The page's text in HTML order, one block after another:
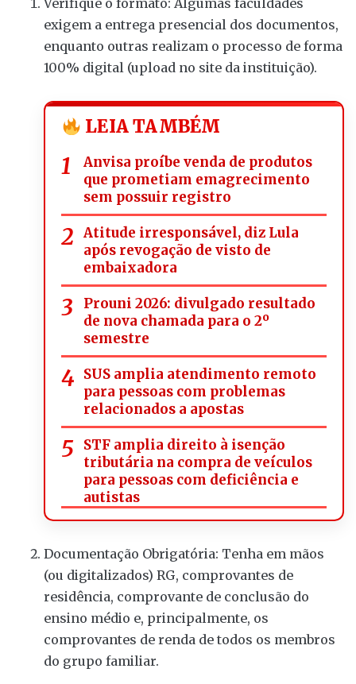
Verifique o formato: Algumas faculdades
exigem a entrega presencial dos documentos,
enquanto outras realizam o processo de forma
100% digital (upload no site da instituição).
LEIA TAMBÉM
Anvisa proíbe venda de produtos
que prometiam emagrecimento
sem possuir registro
Atitude irresponsável, diz Lula
após revogação de visto de
embaixadora
Prouni 2026: divulgado resultado
de nova chamada para o 2º
semestre
SUS amplia atendimento remoto
para pessoas com problemas
relacionados a apostas
STF amplia direito à isenção
tributária na compra de veículos
para pessoas com deficiência e
autistas
Documentação Obrigatória: Tenha em mãos
(ou digitalizados) RG, comprovantes de
residência, comprovante de conclusão do
ensino médio e, principalmente, os
comprovantes de renda de todos os membros
do grupo familiar.